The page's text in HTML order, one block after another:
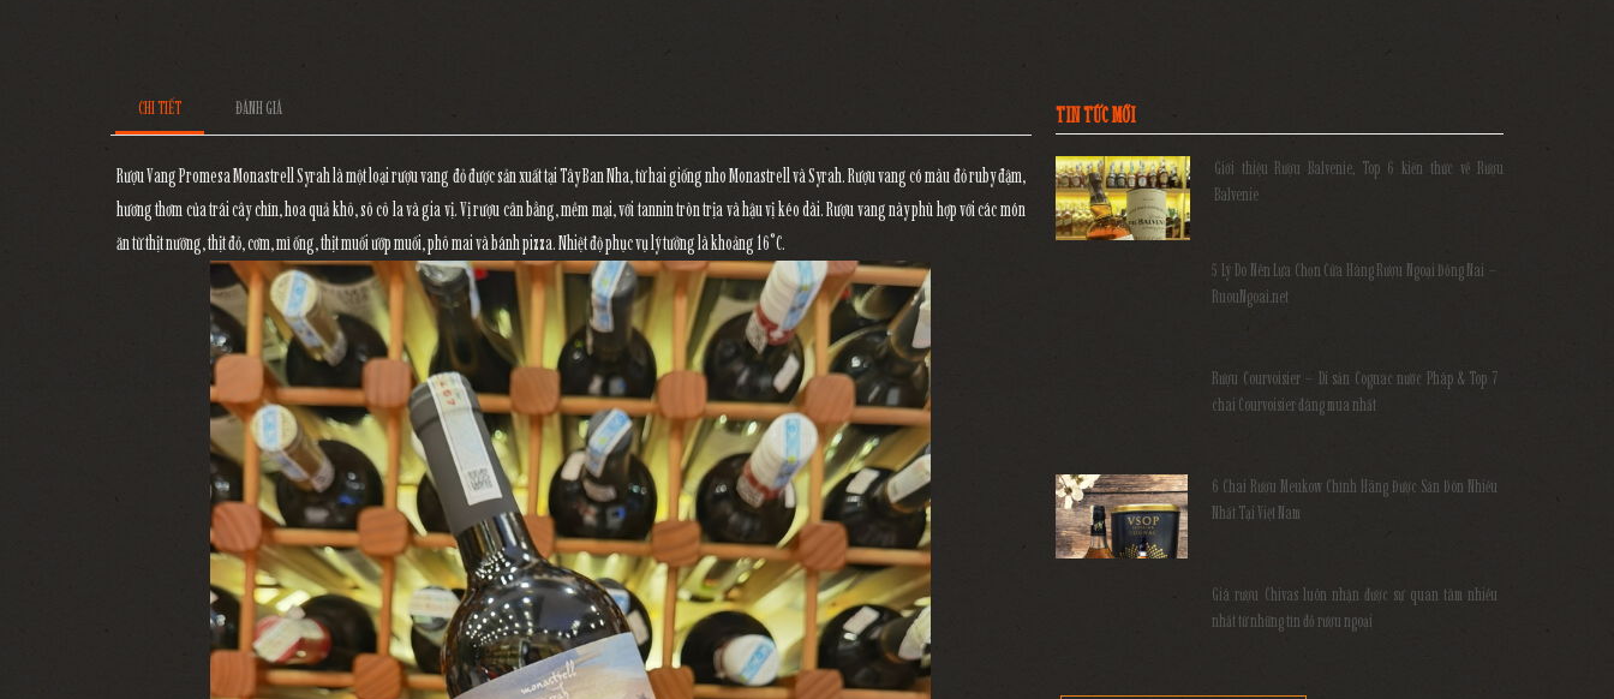
CHI TIẾT ĐÁNH GIÁ
Rượu Vang Promesa Monastrell Syrah là một loại rượu vang đỏ được sản xuất tại Tây Ban Nha, từ hai giống nho Monastrell và Syrah. Rượu vang có màu đỏ ruby đậm,
hương thơm của trái cây chín, hoa quả khô, sô cô la và gia vị. Vị rượu cân bằng, mềm mại, với tannin tròn trịa và hậu vị kéo dài. Rượu vang này phù hợp với các món
ăn từ thịt nướng, thịt đỏ, cơm, mì ống, thịt muối ướp muối, phô mai và bánh pizza. Nhiệt độ phục vụ lý tưởng là khoảng 16°C.
TIN TỨC MỚI
Giới thiệu Rượu Balvenie, Top 6 kiến thức về Rượu
Balvenie
5 Lý Do Nên Lựa Chọn Cửa Hàng Rượu Ngoại Đồng Nai –
RuouNgoai.net
Rượu Courvoisier – Di sản Cognac nước Pháp & Top 7
chai Courvoisier đáng mua nhất
6 Chai Rượu Meukow Chính Hãng Được Săn Đón Nhiều
Nhất Tại Việt Nam
Giá rượu Chivas luôn nhận được sự quan tâm nhiều
nhất từ những tín đồ rượu ngoại